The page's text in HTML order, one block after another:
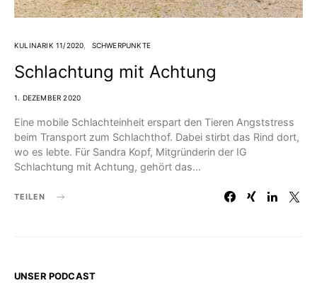
KULINARIK 11/2020 SCHWERPUNKTE
Schlachtung mit Achtung
1. DEZEMBER 2020
Eine mobile Schlachteinheit erspart den Tieren Angststress
beim Transport zum Schlachthof. Dabei stirbt das Rind dort,
wo es lebte. Für Sandra Kopf, Mitgründerin der IG
Schlachtung mit Achtung, gehört das…
TEILEN
UNSER PODCAST